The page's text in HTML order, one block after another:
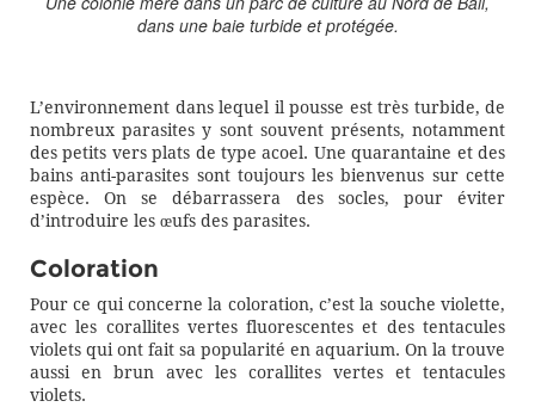
dans une baie turbide et protégée.
L’environnement dans lequel il pousse est très turbide, de
nombreux parasites y sont souvent présents, notamment
des petits vers plats de type acoel. Une quarantaine et des
bains anti-parasites sont toujours les bienvenus sur cette
espèce. On se débarrassera des socles, pour éviter
d’introduire les œufs des parasites.
Coloration
Pour ce qui concerne la coloration, c’est la souche violette,
avec les corallites vertes fluorescentes et des tentacules
violets qui ont fait sa popularité en aquarium. On la trouve
aussi en brun avec les corallites vertes et tentacules
violets.